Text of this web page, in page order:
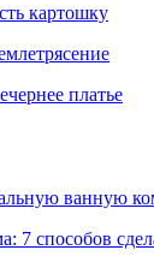
картошку
платье
ванную
7 способов